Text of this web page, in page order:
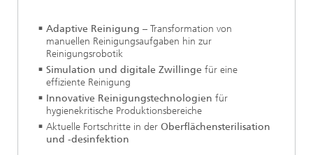
Adaptive Reinigung – Transformation von
manuellen Reinigungsaufgaben hin zur
Reinigungsrobotik
Simulation und digitale Zwillinge für eine
effiziente Reinigung
Innovative Reinigungstechnologien für
hygienekritische Produktionsbereiche
Aktuelle Fortschritte in der Oberflächensterilisation
und -desinfektion